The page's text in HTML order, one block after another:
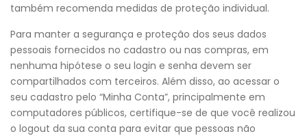
também recomenda medidas de proteção individual.
Para manter a segurança e proteção dos seus dados
pessoais fornecidos no cadastro ou nas compras, em
nenhuma hipótese o seu login e senha devem ser
compartilhados com terceiros. Além disso, ao acessar o
seu cadastro pelo “Minha Conta”, principalmente em
computadores públicos, certifique-se de que você realizou
o logout da sua conta para evitar que pessoas não